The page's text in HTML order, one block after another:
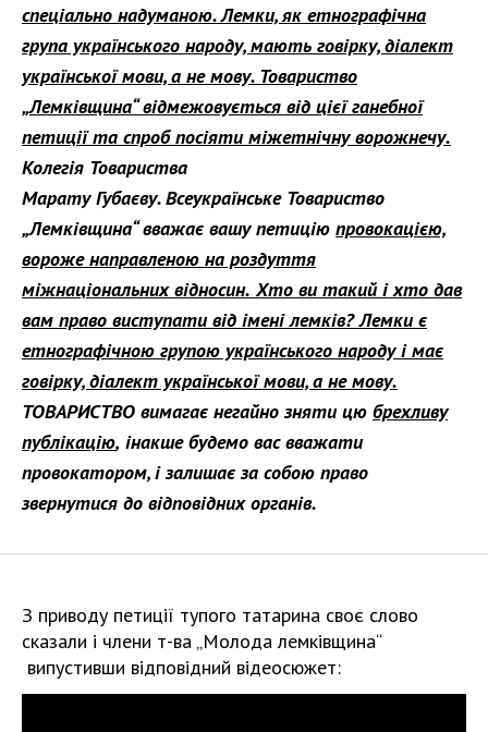
спеціально надуманою. Лемки, як етнографічна
група українського народу, мають говірку, діалект
української мови, а не мову. Товариство
„Лемківщина“ відмежовується від цієї ганебної
петиції та спроб посіяти міжетнічну ворожнечу.
Колегія Товариства
Марату Губаєву.Всеукраїнське Товариство
„Лемківщина“ вважає вашу петицію провокацією,
вороже направленою на роздуття
міжнаціональних відносин. Хто ви такий і хто дав
вам право виступати від імені лемків?Лемки є
етнографічною групою українського народу і має
говірку, діалект української мови, а не мову.
ТОВАРИСТВО вимагає негайно зняти цю брехливу
публікацію, інакше будемо вас вважати
провокатором, і залишає за собою право
звернутися до відповідних органів.
З приводу петиції тупого татарина своє слово
сказали і члени т-ва „Молода лемківщина“
випустивши відповідний відеосюжет: